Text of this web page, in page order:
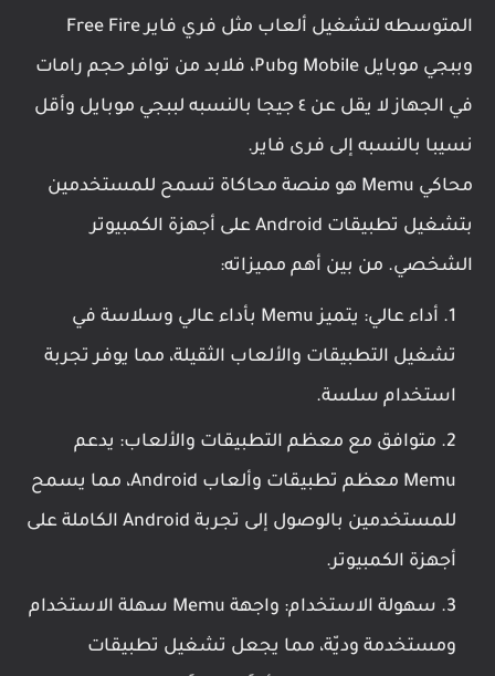
المتوسطه لتشغيل ألعاب مثل فري فاير Free Fire
وببجي موبايل Pubg Mobile، فلابد من توافر حجم رامات
في الجهاز لا يقل عن ٤ جيجا بالنسبه لببجي موبايل وأقل
نسيبا بالنسبه إلى فرى فاير.
محاكي Memu هو منصة محاكاة تسمح للمستخدمين
بتشغيل تطبيقات Android على أجهزة الكمبيوتر
الشخصي. من بين أهم مميزاته:
أداء عالي: يتميز Memu بأداء عالي وسلاسة في
تشغيل التطبيقات والألعاب الثقيلة، مما يوفر تجربة
استخدام سلسة.
متوافق مع معظم التطبيقات والألعاب: يدعم
Memu معظم تطبيقات وألعاب Android، مما يسمح
للمستخدمين بالوصول إلى تجربة Android الكاملة على
أجهزة الكمبيوتر.
سهولة الاستخدام: واجهة Memu سهلة الاستخدام
ومستخدمة وديّة، مما يجعل تشغيل تطبيقات